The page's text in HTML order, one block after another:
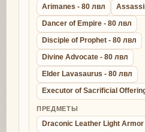
Arimanes - 80 лвл
Dancer of Empire - 80 лвл
Disciple of Prophet - 80 лвл
Divine Advocate - 80 лвл
Elder Lavasaurus - 80 лвл
Executor of Sacrificial
ПРЕДМЕТЫ
Draconic Leather Light